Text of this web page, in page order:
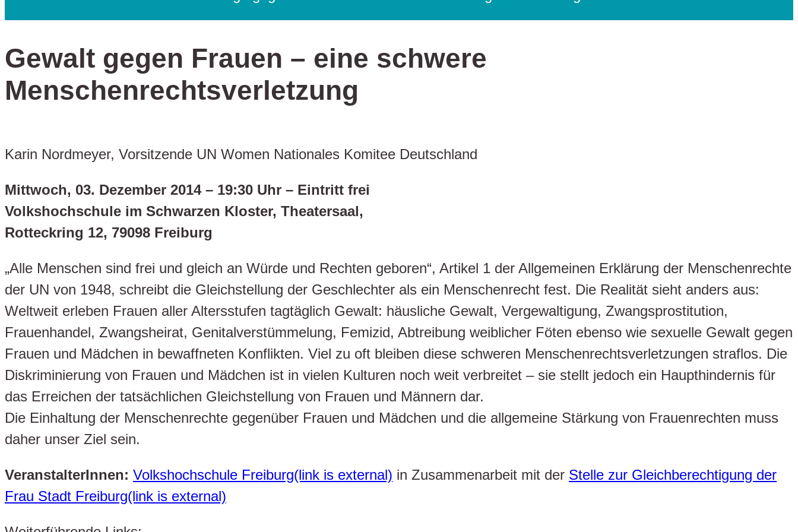
Gewalt gegen Frauen – eine schwere
Menschenrechtsverletzung
Karin Nordmeyer, Vorsitzende UN Women Nationales Komitee Deutschland
Mittwoch, 03. Dezember 2014 – 19:30 Uhr – Eintritt frei
Volkshochschule im Schwarzen Kloster, Theatersaal,
Rotteckring 12, 79098 Freiburg
„Alle Menschen sind frei und gleich an Würde und Rechten geboren“, Artikel 1 der Allgemeinen Erklärung der Menschenrechte
der UN von 1948, schreibt die Gleichstellung der Geschlechter als ein Menschenrecht fest. Die Realität sieht anders aus:
Weltweit erleben Frauen aller Altersstufen tagtäglich Gewalt: häusliche Gewalt, Vergewaltigung, Zwangsprostitution,
Frauenhandel, Zwangsheirat, Genitalverstümmelung, Femizid, Abtreibung weiblicher Föten ebenso wie sexuelle Gewalt gegen
Frauen und Mädchen in bewaffneten Konflikten. Viel zu oft bleiben diese schweren Menschenrechtsverletzungen straflos. Die
Diskriminierung von Frauen und Mädchen ist in vielen Kulturen noch weit verbreitet – sie stellt jedoch ein Haupthindernis für
das Erreichen der tatsächlichen Gleichstellung von Frauen und Männern dar.
Die Einhaltung der Menschenrechte gegenüber Frauen und Mädchen und die allgemeine Stärkung von Frauenrechten muss
daher unser Ziel sein.
VeranstalterInnen: Volkshochschule Freiburg(link is external) in Zusammenarbeit mit der Stelle zur Gleichberechtigung der
Frau Stadt Freiburg(link is external)